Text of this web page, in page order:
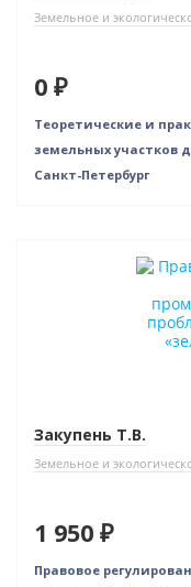
Земельное и
0 ₽
Теоретические и
земельных участков
Санкт-Петербург
Закупень Т.В.
Земельное и
1 950 ₽
Правовое